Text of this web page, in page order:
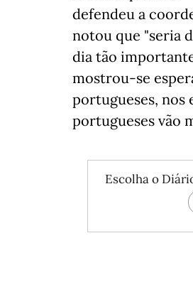
defendeu a
notou que "seria
dia tão
mostrou-se
portugueses, nos
portugueses vão
Escolha o